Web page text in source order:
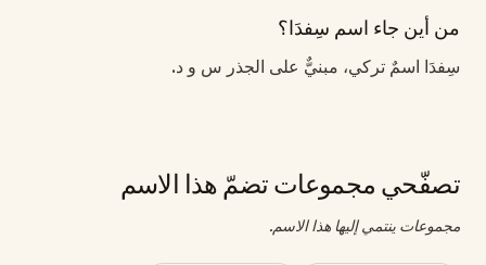
من أين جاء اسم سِفدَا؟
سِفدَا اسمٌ تركي، مبنيٌّ على الجذر س و د.
تصفّحي مجموعات تضمّ هذا الاسم
مجموعات ينتمي إليها هذا الاسم.